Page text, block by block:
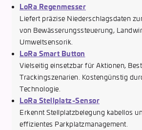
LoRa Regenmesser
Liefert präzise Niederschlagsdaten
von Bewässerungssteuerung,
Umweltsensorik.
LoRa Smart Button
Vielseitig einsetzbar für Aktionen,
Trackingszenarien. Kostengünstig
Technologie.
LoRa Stellplatz-Sensor
Erkennt Stellplatzbelegung kabellos
effizientes Parkplatzmanagement.